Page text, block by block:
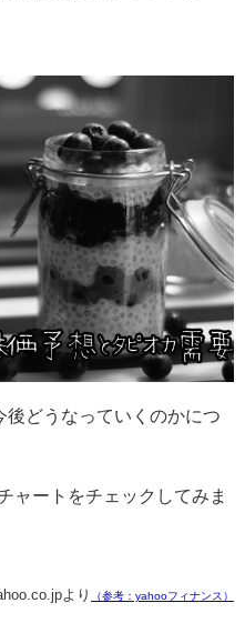
後どうなっていくのかにつ
ャートをチェックしてみま
より （参考：yahooフィナンス）